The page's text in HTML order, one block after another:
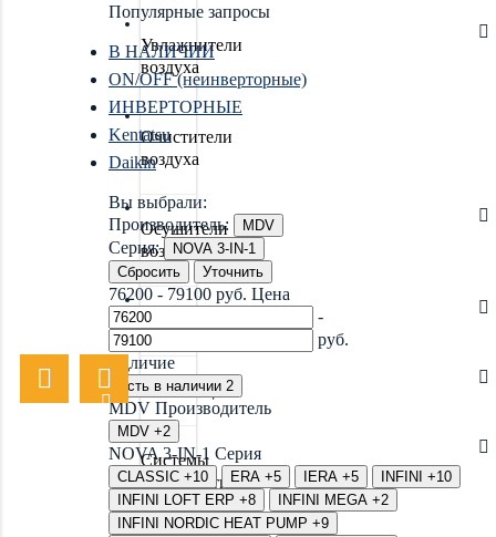
Увлажнители
воздуха
Очистители
воздуха
Осушители
воздуха
Отопление
Вентиляция
Системы
водоочистки
Популярные запросы
В НАЛИЧИИ
ON/OFF (неинверторные)
ИНВЕРТОРНЫЕ
Kentatsu
Daikin
Вы выбрали:
Производитель:
MDV
Серия:
NOVA 3-IN-1
Сбросить
Уточнить
76200 - 79100 руб. Цена
-
руб.
Наличие
Есть в наличии 2
MDV Производитель
MDV +2
NOVA 3-IN-1 Серия
CLASSIC +10 ERA +5 IERA +5 INFINI +10
INFINI LOFT ERP +8 INFINI MEGA +2
INFINI NORDIC HEAT PUMP +9